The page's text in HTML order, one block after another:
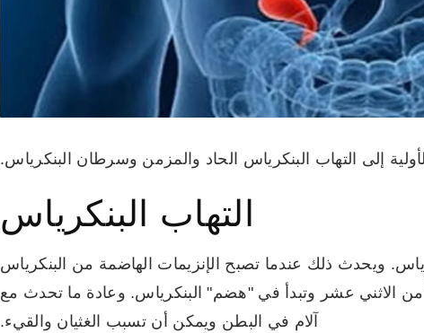
إلى التهاب البنكرياس الحاد والمزمن وسرطان البنكرياس.
التهاب البنكرياس
ويحدث ذلك عندما تصبح الإنزيمات الهاضمة من البنكرياس
الاثني عشر وتبدأ في "هضم" البنكرياس. وعادة ما تحدث مع
آلام في البطن ويمكن أن تسبب الغثيان والقيء.